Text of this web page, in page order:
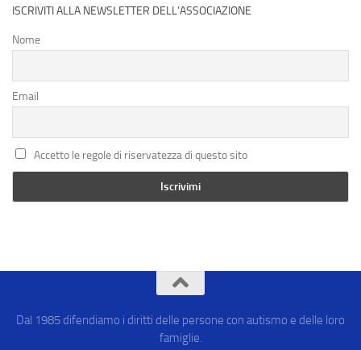
ISCRIVITI ALLA NEWSLETTER DELL’ASSOCIAZIONE
Nome
Email
Accetto le regole di riservatezza di questo sito
Dal 1985 difendiamo i diritti delle persone con autismo e delle loro
famiglie.